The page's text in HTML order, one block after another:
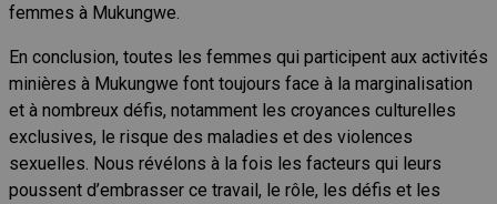
femmes à Mukungwe.
En conclusion, toutes les femmes qui participent aux activités
minières à Mukungwe font toujours face à la marginalisation
et à nombreux défis, notamment les croyances culturelles
exclusives, le risque des maladies et des violences
sexuelles. Nous révélons à la fois les facteurs qui leurs
poussent d’embrasser ce travail, le rôle, les défis et les